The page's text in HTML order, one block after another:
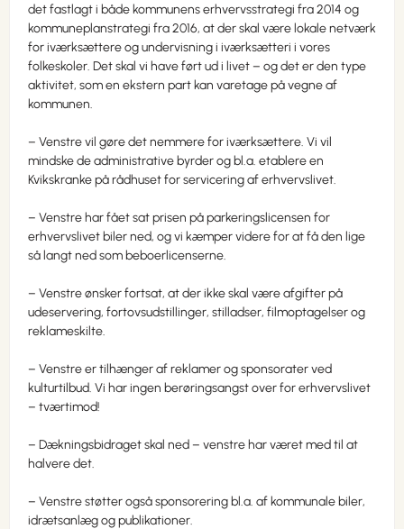
det fastlagt i både kommunens erhvervsstrategi fra 2014 og
kommuneplanstrategi fra 2016, at der skal være lokale netværk
for iværksættere og undervisning i iværksætteri i vores
folkeskoler. Det skal vi have ført ud i livet – og det er den type
aktivitet, som en ekstern part kan varetage på vegne af
kommunen.
– Venstre vil gøre det nemmere for iværksættere. Vi vil
mindske de administrative byrder og bl.a. etablere en
Kvikskranke på rådhuset for servicering af erhvervslivet.
– Venstre har fået sat prisen på parkeringslicensen for
erhvervslivet biler ned, og vi kæmper videre for at få den lige
så langt ned som beboerlicenserne.
– Venstre ønsker fortsat, at der ikke skal være afgifter på
udeservering, fortovsudstillinger, stilladser, filmoptagelser og
reklameskilte.
– Venstre er tilhænger af reklamer og sponsorater ved
kulturtilbud. Vi har ingen berøringsangst over for erhvervslivet
– tværtimod!
– Dækningsbidraget skal ned – venstre har været med til at
halvere det.
– Venstre støtter også sponsorering bl.a. af kommunale biler,
idrætsanlæg og publikationer.